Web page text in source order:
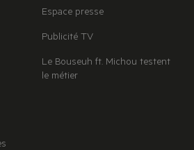
Espace presse
Publicité TV
Le Bouseuh ft. Michou testent
le métier